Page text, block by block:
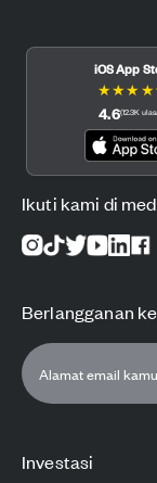
Investasi
iOS App
★★★ ★
4.6(12.3K
Ikuti kami di
Berlangganan